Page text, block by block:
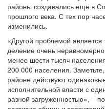
районы создавались еще в
прошлого века. С тех пор
изменились.
«Другой проблемой
деление очень
менее шести тысяч
200 000 населения.
районе действуют
исполнительной власти с
разной загруженностью», –